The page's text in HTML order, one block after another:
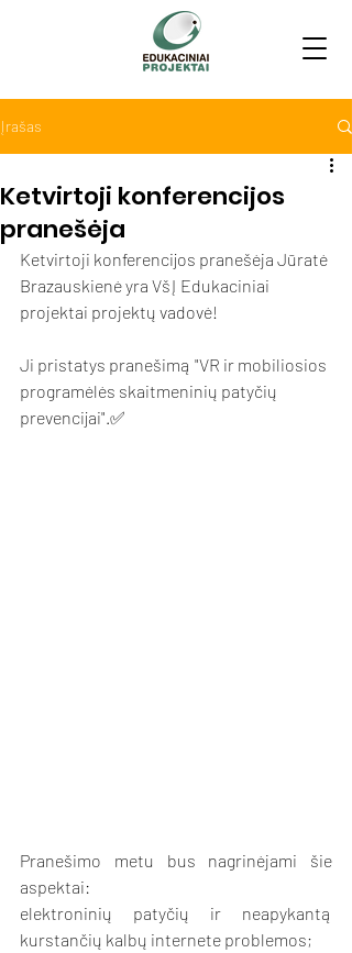
Įrašas
Ketvirtoji konferencijos
pranešėja
Ketvirtoji konferencijos pranešėja Jūratė
Brazauskienė yra VšĮ Edukaciniai
projektai projektų vadovė!
Ji pristatys pranešimą "VR ir mobiliosios
programėlės skaitmeninių patyčių
prevencijai".✅
Pranešimo metu bus nagrinėjami šie
aspektai:
elektroninių patyčių ir neapykantą
kurstančių kalbų internete problemos;